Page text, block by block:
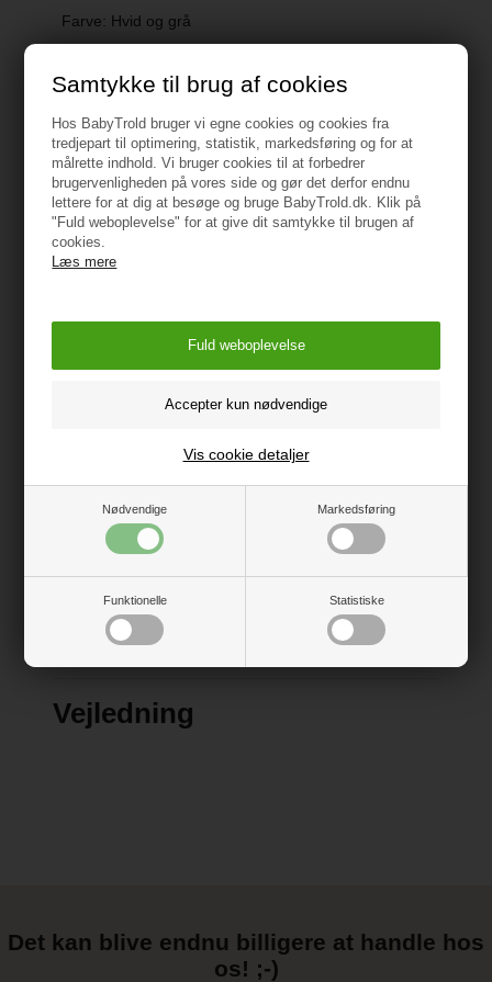
Samtykke til brug af cookies
Hos BabyTrold bruger vi egne cookies og cookies fra
tredjepart til optimering, statistik, markedsføring og for at
målrette indhold. Vi bruger cookies til at forbedrer
brugervenligheden på vores side og gør det derfor endnu
lettere for at dig at besøge og bruge BabyTrold.dk. Klik på
"Fuld weboplevelse" for at give dit samtykke til brugen af
cookies.
Læs mere
Nødvendige Markedsføring
Funktionelle Statistiske
Vis cookie detaljer
Farve: Hvid og grå
Max belastningsvægt: 50 kg
Dimensioner:
Højde: 26 cm
Bredde: 31 cm
Højde 1. trin: 14 cm
fra babyer og børn.
Oprindelsesland: Kina
Importør:
BabyTrold Aps
Koldsmindevej 5
9240 Nibe
Vejledning
Det kan blive endnu billigere at handle hos
os! ;-)